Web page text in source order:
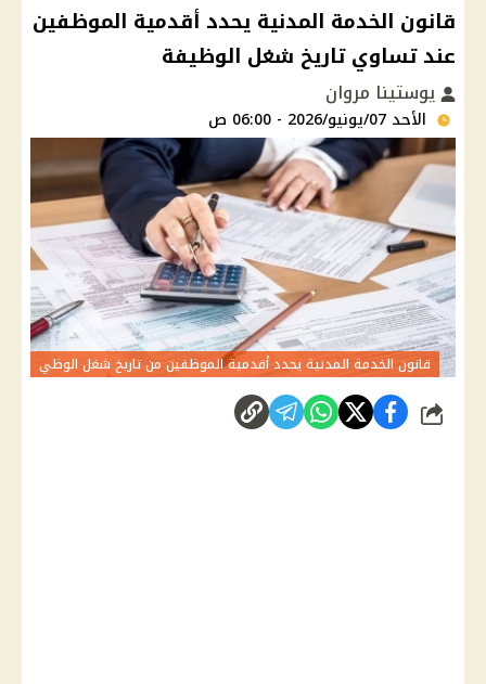
قانون الخدمة المدنية يحدد أقدمية الموظفين
عند تساوي تاريخ شغل الوظيفة
يوستينا مروان
الأحد 07/يونيو/2026 - 06:00 ص
قانون الخدمة المدنية يحدد أقدمية الموظفين من تاريخ شغل الوظي
شارك